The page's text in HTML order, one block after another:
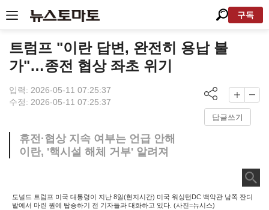
구독
트럼프 "이란 답변, 완전히 용납 불
가"…종전 협상 좌초 위기
입력: 2026-05-11 07:25:37
수정: 2026-05-11 07:25:37
답글쓰기
휴전·협상 지속 여부는 언급 안해
이란, '핵시설 해체 거부' 알려져
도널드 트럼프 미국 대통령이 지난 8일(현지시간) 미국 워싱턴DC 백악관 남쪽 잔디
밭에서 마린 원에 탑승하기 전 기자들과 대화하고 있다. (사진=뉴시스)